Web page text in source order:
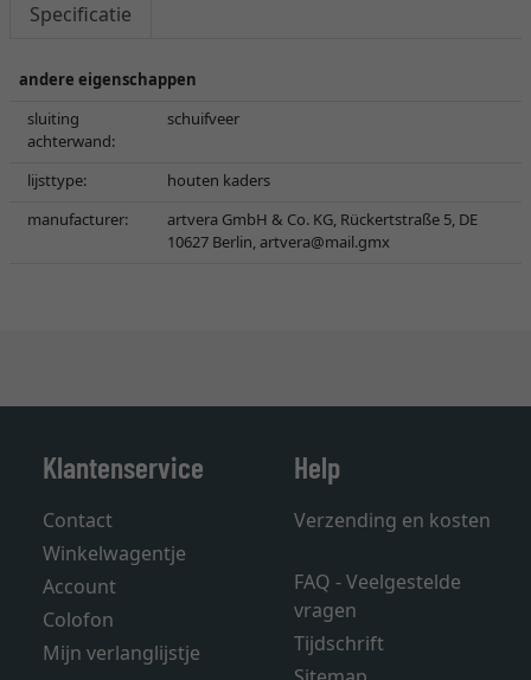
Specificatie
andere eigenschappen
sluiting
achterwand:
schuifveer
lijsttype:
houten kaders
manufacturer:
artvera GmbH & Co. KG, Rückertstraße 5, DE
10627 Berlin,artvera@mail.gmx
Klantenservice
Contact
Winkelwagentje
Account
Colofon
Mijn verlanglijstje
Help
Verzending en kosten
FAQ - Veelgestelde
vragen
Tijdschrift